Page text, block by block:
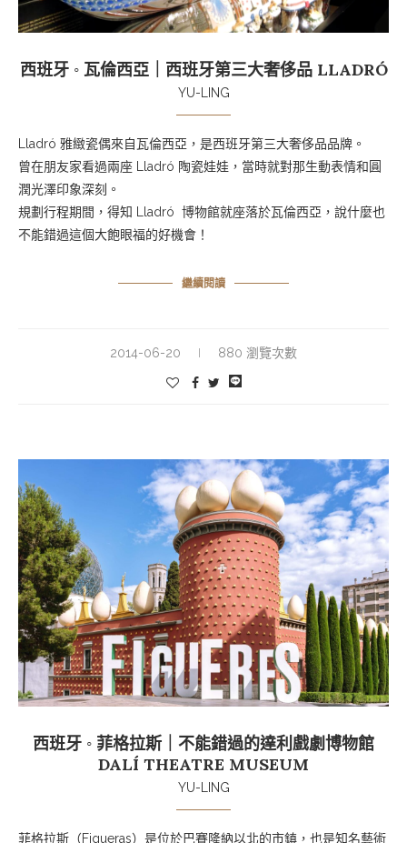
西班牙 ◦ 瓦倫西亞｜西班牙第三大奢侈品 LLADRÓ
YU-LING
Lladró 雅緻瓷偶來自瓦倫西亞，是西班牙第三大奢侈品品牌。
曾在朋友家看過兩座 Lladró 陶瓷娃娃，當時就對那生動表情和圓
潤光澤印象深刻。
規劃行程期間，得知 Lladró 博物館就座落於瓦倫西亞，說什麼也
不能錯過這個大飽眼福的好機會！
繼續閱讀
2014-06-20 880 瀏覽次數
西班牙 ◦ 菲格拉斯｜不能錯過的達利戲劇博物館
DALÍ THEATRE MUSEUM
YU-LING
菲格拉斯（Figueras）是位於巴賽隆納以北的市鎮，也是知名藝術